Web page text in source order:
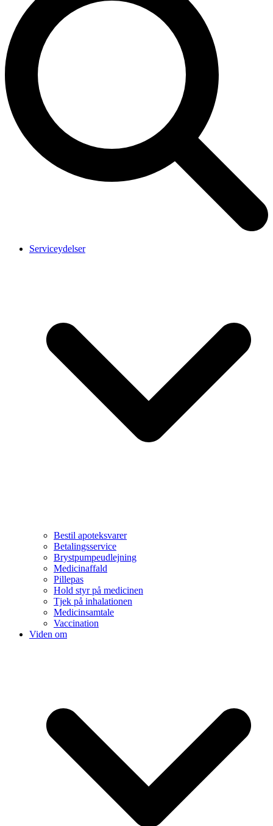
Serviceydelser
Bestil apoteksvarer
Betalingsservice
Brystpumpeudlejning
Medicinaffald
Pillepas
Hold styr på medicinen
Tjek på inhalationen
Medicinsamtale
Vaccination
Viden om